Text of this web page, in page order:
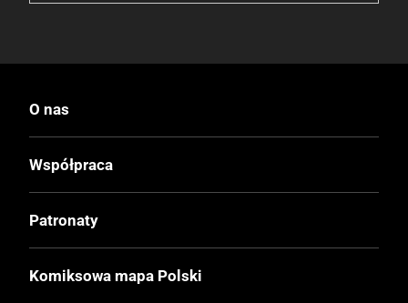
O nas
Współpraca
Patronaty
Komiksowa mapa Polski